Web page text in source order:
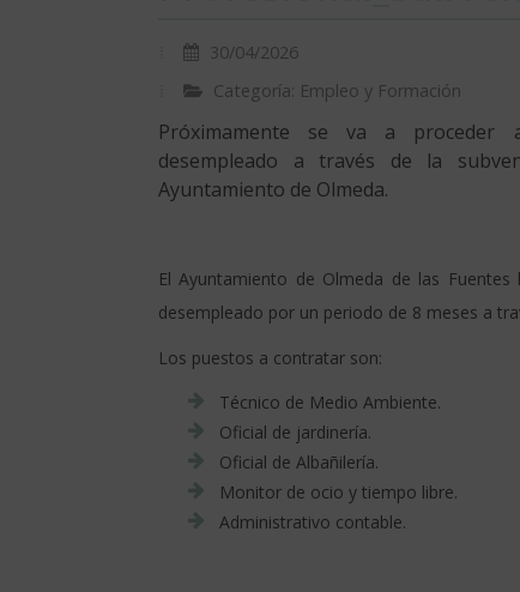
30/04/2026
Categoría: Empleo y Formación
Próximamente se va a proceder
desempleado a través de la
Ayuntamiento de Olmeda.
El Ayuntamiento de Olmeda de las
desempleado por un periodo de 8 meses a
Los puestos a contratar son:
Técnico de Medio Ambiente.
Oficial de jardinería.
Oficial de Albañilería.
Monitor de ocio y tiempo libre.
Administrativo contable.